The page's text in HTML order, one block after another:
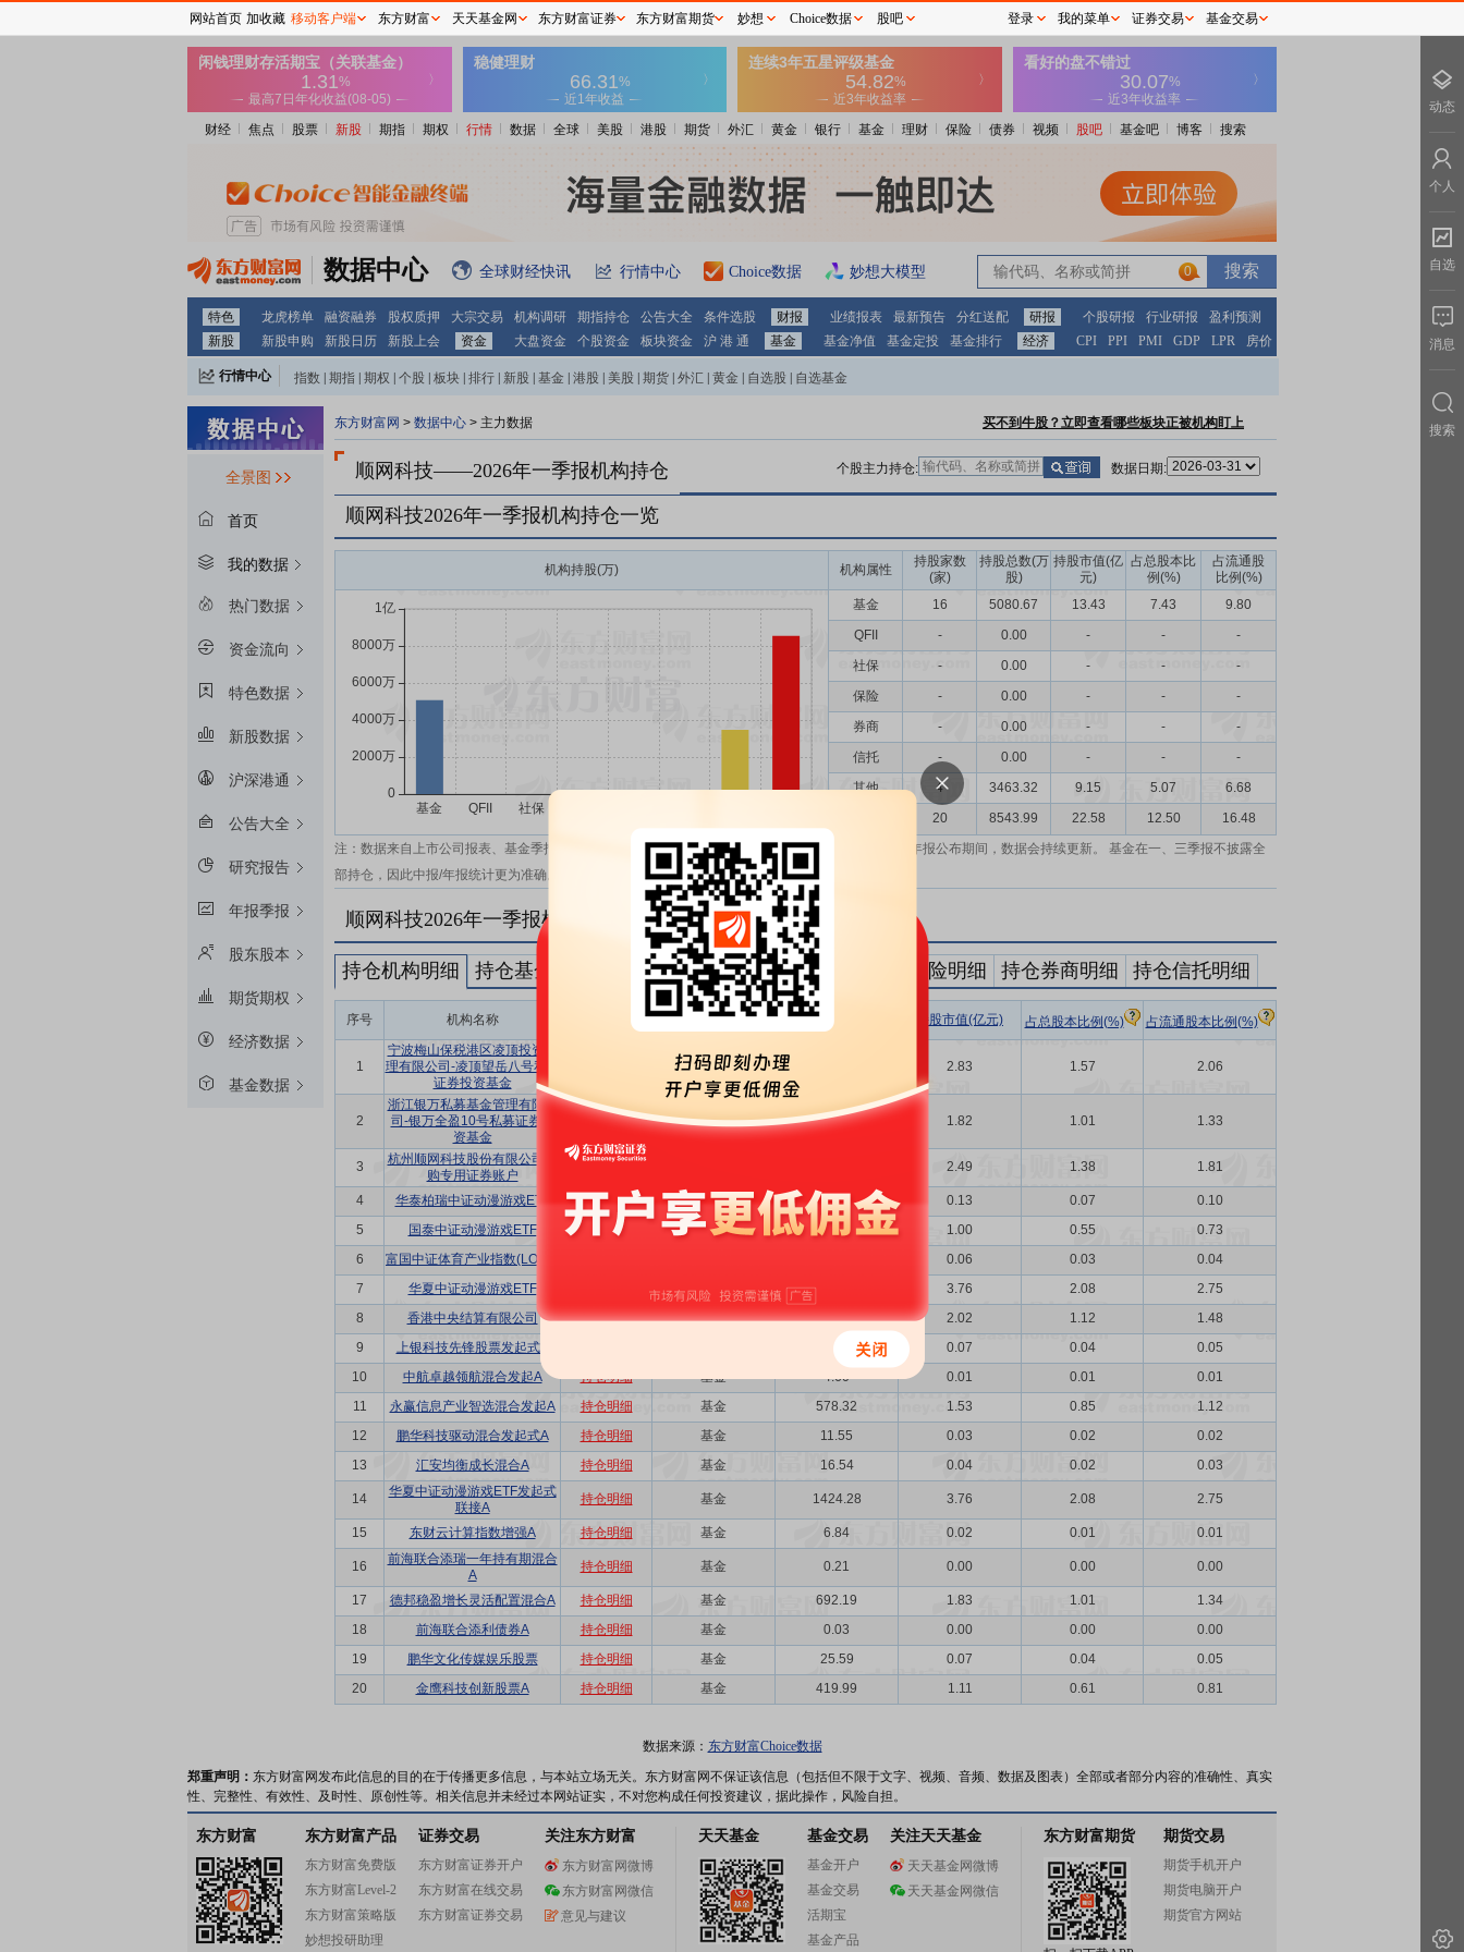
财经 焦点 股票 新股 期指 期权 行情 数据 全球 美股 港股 期货 外汇 黄金 银行 基金 理财 保险 债券 视频 股吧 基金吧 博客 搜索
数据中心 全球财经快讯 行情中心 Choice数据 妙想大模型 0
特色 龙虎榜单 融资融券 股权质押 大宗交易 机构调研 期指持仓 公告大全 条件选股 财报 业绩报表 最新预告 分红送配 研报 个股研报 行业研报
盈利预测
新股
新股申购 新股日历 新股上会 资金 大盘资金 个股资金 板块资金 沪 港 通 基金 基金净值 基金定投 基金排行 经济 CPI PPI PMI GDP LPR 房价
行情中心 指数 期指 期权 个股 板块 排行 新股 基金 港股 美股 期货 外汇 黄金 自选股 自选基金
全景图
首页
我的数据
热门数据
资金流向
特色数据
新股数据
沪深港通
公告大全
研究报告
年报季报
股东股本
期货期权
经济数据
基金数据
东方财富网 > 数据中心 > 主力数据 买不到牛股？立即查看哪些板块正被机构盯上
顺网科技——2026年一季报机构持仓 个股主力持仓: 数据日期:
顺网科技2026年一季报机构持仓一览
机构持股(万) 机构属性
持股家数
(家)
持股总数(万
股)
持股市值(亿
元)
占总股本比
例(%)
占流通股
比例(%)
基金
16 5080.67 13.43 7.43
9.80
QFII
- 0.00 - -
-
社保
- 0.00 - -
-
保险
- 0.00 - -
-
券商
- 0.00 - -
-
信托
- 0.00 - -
-
其他
4 3463.32 9.15 5.07
6.68
20 8543.99 22.58 12.50
16.48
注：数据来自上市公司报表、基金季报、半年报和基金年报；在上市公司报表、基金季报、半年报和年报公布期间，数据会持续更新。 基金在一、三季报不披露全
部持仓，因此中报/年报统计更为准确。
顺网科技2026年一季报机构持仓明细
持仓机构明细 持仓基金明细 持仓QFII明细 持仓社保明细 持仓保险明细 持仓券商明细 持仓信托明细
序号 机构名称 机构属性 持股总数(万股) 持股市值(亿元) 占总股本比例(%) 占流通股本比例(%)
1
宁波梅山保税港区凌顶投资管
理有限公司-凌顶望岳八号私募
证券投资基金
其他 2.83 1.57 2.06
2
浙江银万私募基金管理有限公
司-银万全盈10号私募证券投
资基金
持仓明细 其他 687.27 1.82 1.01 1.33
3
杭州顺网科技股份有限公司回
购专用证券账户
持仓明细 2.49 1.38 1.81
4 华泰柏瑞中证动漫游戏ETF 持仓明细 基金 50.99 0.13 0.07
0.10
5
国泰中证动漫游戏ETF 持仓明细 基金 377.11 1.00 0.55
0.73
6
富国中证体育产业指数(LOF)A 0.06 0.03
0.04
7
华夏中证动漫游戏ETF 基金 1424.28 3.76 2.08
2.75
8
香港中央结算有限公司 持仓明细 其他 765.87 2.02 1.12
1.48
9
上银科技先锋股票发起式A 25.85 0.07 0.04
0.05
10
中航卓越领航混合发起A 持仓明细 基金 4.60 0.01 0.01
0.01
11
永赢信息产业智选混合发起A 持仓明细 基金 578.32 1.53 0.85
1.12
12
鹏华科技驱动混合发起式A 持仓明细 基金 11.55 0.03 0.02
0.02
13
汇安均衡成长混合A 持仓明细 基金 16.54 0.04 0.02 0.03
14
华夏中证动漫游戏ETF发起式
联接A
持仓明细 基金 1424.28 3.76 2.08 2.75
15 东财云计算指数增强A 持仓明细 基金 6.84 0.02 0.01 0.01
16
前海联合添瑞一年持有期混合
A
持仓明细 基金 0.21 0.00 0.00 0.00
17 德邦稳盈增长灵活配置混合A 持仓明细 基金 692.19 1.83 1.01
1.34
18
前海联合添利债券A 持仓明细 基金 0.03 0.00 0.00
0.00
19
鹏华文化传媒娱乐股票 持仓明细 基金 25.59 0.07 0.04
0.05
20
金鹰科技创新股票A 持仓明细 基金 419.99 1.11 0.61 0.81
数据来源： 东方财富Choice数据
郑重声明： 东方财富网发布此信息的目的在于传播更多信息，与本站立场无关。东方财富网不保证该信息（包括但不限于文字、视频、音频、数据及图表）全部或者部分内容的准确性、真实
性、完整性、有效性、及时性、原创性等。相关信息并未经过本网站证实，不对您构成任何投资建议，据此操作，风险自担。
东方财富 东方财富产品
东方财富免费版
东方财富Level-2
东方财富策略版
妙想投研助理
证券交易
东方财富证券开户
东方财富在线交易
东方财富证券交易
关注东方财富
东方财富网微博
东方财富网微信
意见与建议
天天基金 基金交易
基金开户
基金交易
活期宝
基金产品
关注天天基金
天天基金网微博
天天基金网微信
东方财富期货 期货交易
期货手机开户
期货电脑开户
期货官方网站
网站首页 加收藏 移动客户端 东方财富 天天基金网 东方财富证券 东方财富期货 妙想 Choice数据 股吧 登录 我的菜单 证券交易 基金交易
动态
个人
自选
消息
搜索